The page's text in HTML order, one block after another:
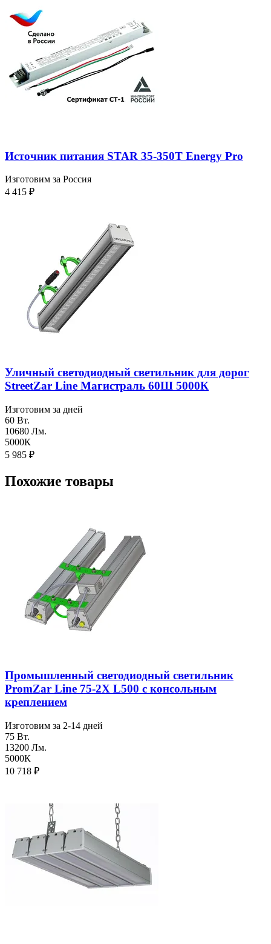
Источник питания STAR 35-350T Energy Pro
Изготовим за Россия
4 415 ₽
Уличный светодиодный светильник для дорог
StreetZar Line Магистраль 60Ш 5000К
Изготовим за дней
60 Вт.
10680 Лм.
5000К
5 985 ₽
Похожие товары
Промышленный светодиодный светильник
PromZar Line 75-2Х L500 с консольным
креплением
Изготовим за 2-14 дней
75 Вт.
13200 Лм.
5000К
10 718 ₽